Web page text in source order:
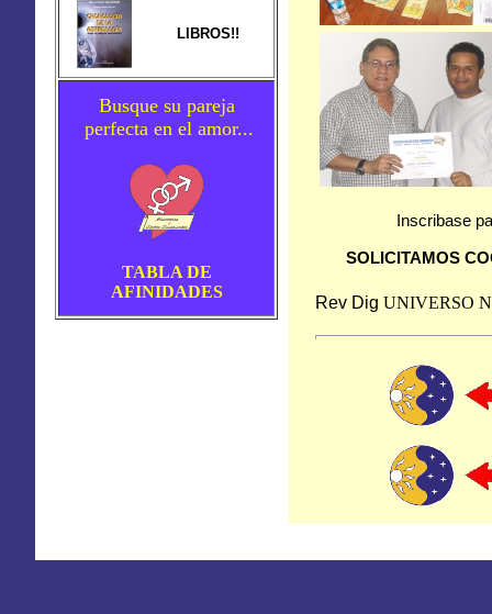
LIBROS!!
Busque su pareja
perfecta en el amor...
TABLA DE
AFINIDADES
Inscribase
SOLICITAMOS
Rev Dig UNIVERSO